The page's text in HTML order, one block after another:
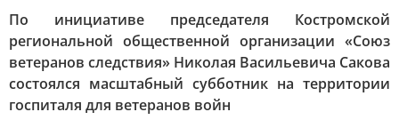
По инициативе председателя Костромской
региональной общественной организации «Союз
ветеранов следствия» Николая Васильевича Сакова
состоялся масштабный субботник на территории
госпиталя для ветеранов войн